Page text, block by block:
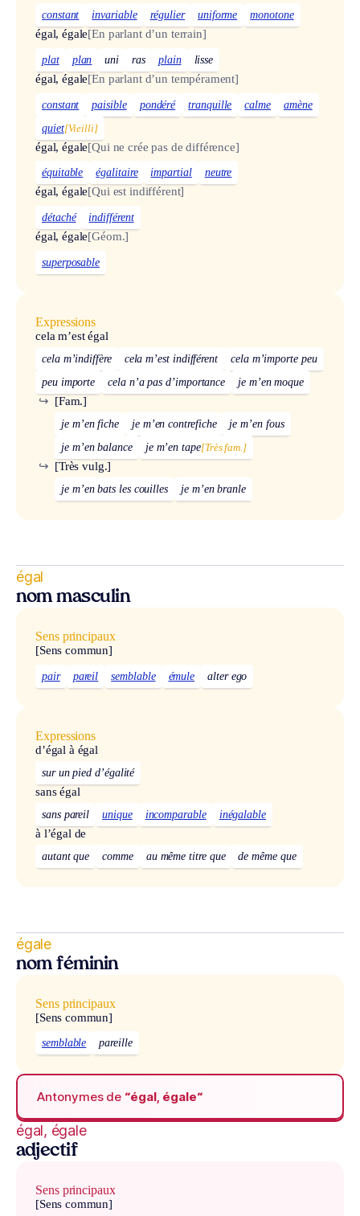
constant invariable régulier uniforme monotone
égal, égale[En parlant d’un terrain]
plat plan uni ras plain lisse
égal, égale[En parlant d’un tempérament]
constant paisible pondéré tranquille calme
amène
quiet[Vieilli]
égal, égale[Qui ne crée pas de différence]
équitable égalitaire impartial neutre
égal, égale[Qui est indifférent]
détaché indifférent
égal, égale[Géom.]
superposable
Expressions
cela m’est égal
cela m’indiffère cela m’est indifférent
cela m’importe peu
peu importe
cela n’a pas d’importance je m’en moque
[Fam.]
↪
je m’en fiche je m’en contrefiche
je m’en fous
je m’en balance
je m’en tape[Très fam.]
[Très vulg.]
↪
je m’en bats les couilles je m’en branle
égal
nom masculin
Sens principaux
[Sens commun]
pair pareil semblable émule alter ego
Expressions
d’égal à égal
sur un pied d’égalité
sans égal
sans pareil unique incomparable inégalable
à l’égal de
autant que comme au même titre que de même que
égale
nom féminin
Sens principaux
[Sens commun]
semblable pareille
Antonymes de “égal, égale“
égal, égale
adjectif
Sens principaux
[Sens commun]